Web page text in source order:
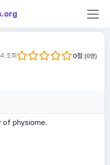
조회 0점 (0명)
of physiome.